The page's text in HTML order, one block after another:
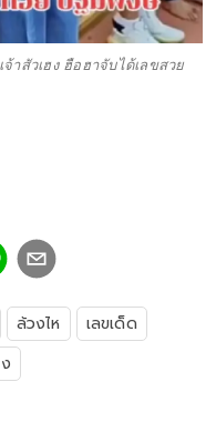
าสัวเฮง ฮือฮาจับได้เลขสวย
ล้วงไห
เลขเด็ด